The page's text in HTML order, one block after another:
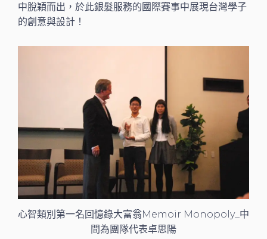
中脫穎而出，於此銀髮服務的國際賽事中展現台灣學子
的創意與設計！
心智類別第一名回憶錄大富翁Memoir Monopoly_中
間為團隊代表卓思陽